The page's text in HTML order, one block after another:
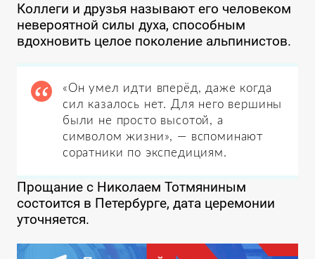
Коллеги и друзья называют его человеком
невероятной силы духа, способным
вдохновить целое поколение альпинистов.
«Он умел идти вперёд, даже когда
сил казалось нет. Для него вершины
были не просто высотой, а
символом жизни», — вспоминают
соратники по экспедициям.
Прощание с Николаем Тотмяниным
состоится в Петербурге, дата церемонии
уточняется.